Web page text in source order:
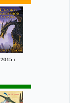
2015 г.